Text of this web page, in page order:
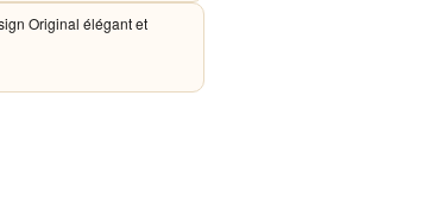
Original élégant et